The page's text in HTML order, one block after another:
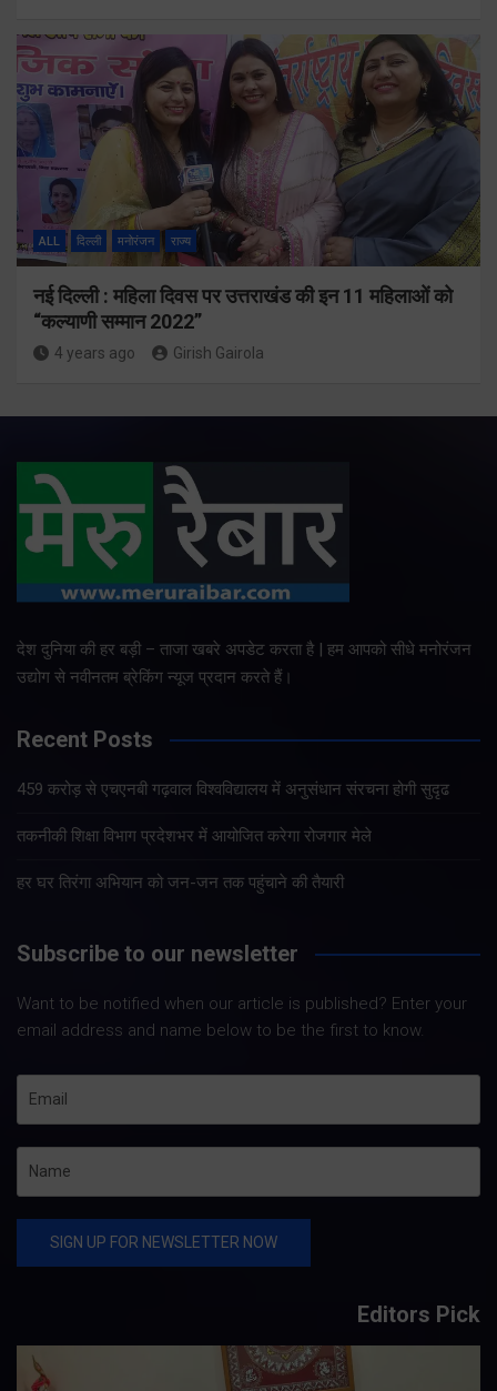
ALL दिल्ली मनोरंजन राज्य
नई दिल्ली : महिला दिवस पर उत्तराखंड की इन 11 महिलाओं को
“कल्याणी सम्मान 2022”
4 years ago Girish Gairola
देश दुनिया की हर बड़ी – ताजा खबरे अपडेट करता है | हम आपको सीधे मनोरंजन
उद्योग से नवीनतम ब्रेकिंग न्यूज प्रदान करते हैं।
Recent Posts
459 करोड़ से एचएनबी गढ़वाल विश्वविद्यालय में अनुसंधान संरचना होगी सुदृढ
तकनीकी शिक्षा विभाग प्रदेशभर में आयोजित करेगा रोजगार मेले
हर घर तिरंगा अभियान को जन-जन तक पहुंचाने की तैयारी
Subscribe to our newsletter
Want to be notified when our article is published? Enter your
email address and name below to be the first to know.
Editors Pick